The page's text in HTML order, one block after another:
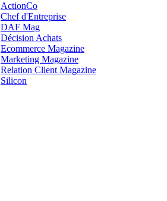
ActionCo
Chef d'Entreprise
DAF Mag
Décision Achats
Ecommerce Magazine
Marketing Magazine
Relation Client Magazine
Silicon